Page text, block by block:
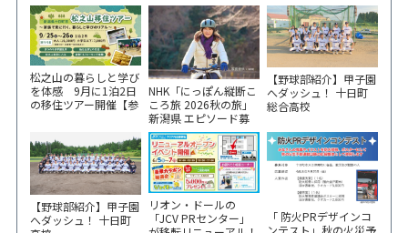
松之山の暮らしと学び
を体感 9月に1泊2日
の移住ツアー開催【参
NHK「にっぽん縦断こ
ころ旅 2026秋の旅」
新潟県 エピソード募
集中！
【野球部紹介】甲子園
へダッシュ！ 十日町
総合高校
【野球部紹介】甲子園
へダッシュ！ 十日町
リオン・ドールの
「JCV PRセンター」
「 防火PRデザインコ
ンテスト」秋の火災予